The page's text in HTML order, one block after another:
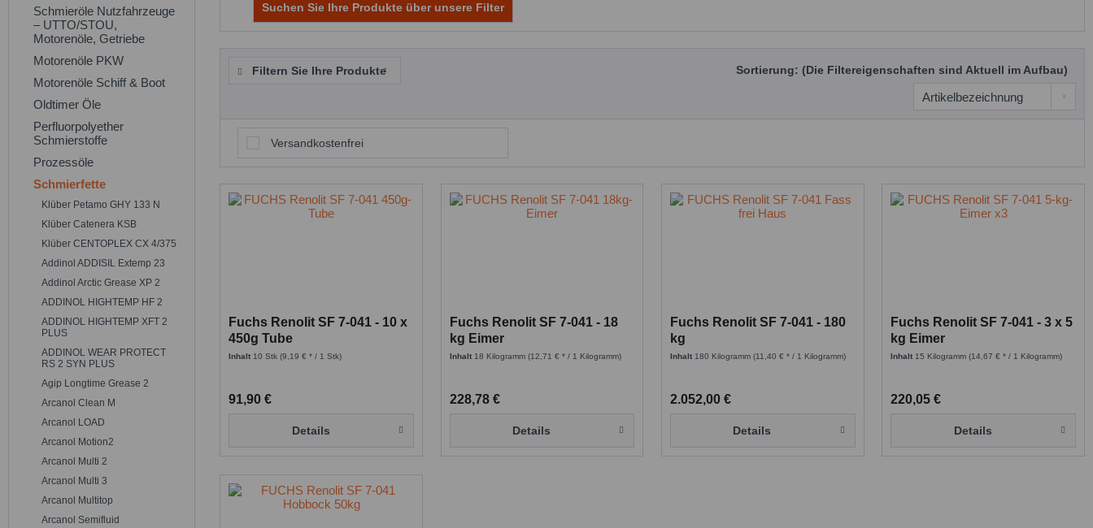
Schmieröle Nutzfahrzeuge
– UTTO/STOU,
Motorenöle, Getriebe
Motorenöle PKW
Motorenöle Schiff & Boot
Oldtimer Öle
Perfluorpolyether
Schmierstoffe
Prozessöle
Schmierfette
Klüber Petamo GHY 133 N
Klüber Catenera KSB
Klüber CENTOPLEX CX 4/375
Addinol ADDISIL Extemp 23
Addinol Arctic Grease XP 2
ADDINOL HIGHTEMP HF 2
ADDINOL HIGHTEMP XFT 2
PLUS
ADDINOL WEAR PROTECT
RS 2 SYN PLUS
Agip Longtime Grease 2
Arcanol Clean M
Arcanol LOAD
Arcanol Motion2
Arcanol Multi 2
Arcanol Multi 3
Arcanol Multitop
Arcanol Semifluid
Suchen Sie Ihre Produkte über unsere Filter
Filtern Sie Ihre Produkte Sortierung: (Die Filtereigenschaften sind Aktuell im Aufbau)
Versandkostenfrei
Fuchs Renolit SF 7-041 - 10 x
450g Tube
Inhalt 10 Stk(9,19 € * / 1 Stk)
91,90 €
Details
Fuchs Renolit SF 7-041 - 18
kg Eimer
Inhalt 18 Kilogramm (12,71 € * / 1 Kilogramm)
228,78 €
Details
Fuchs Renolit SF 7-041 - 180
kg
Inhalt 180 Kilogramm(11,40 € * / 1 Kilogramm)
2.052,00 €
Details
Fuchs Renolit SF 7-041 - 3 x 5
kg Eimer
Inhalt 15 Kilogramm(14,67 € * / 1 Kilogramm)
220,05 €
Details